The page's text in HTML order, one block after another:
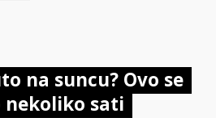
na suncu? Ovo se
nekoliko sati